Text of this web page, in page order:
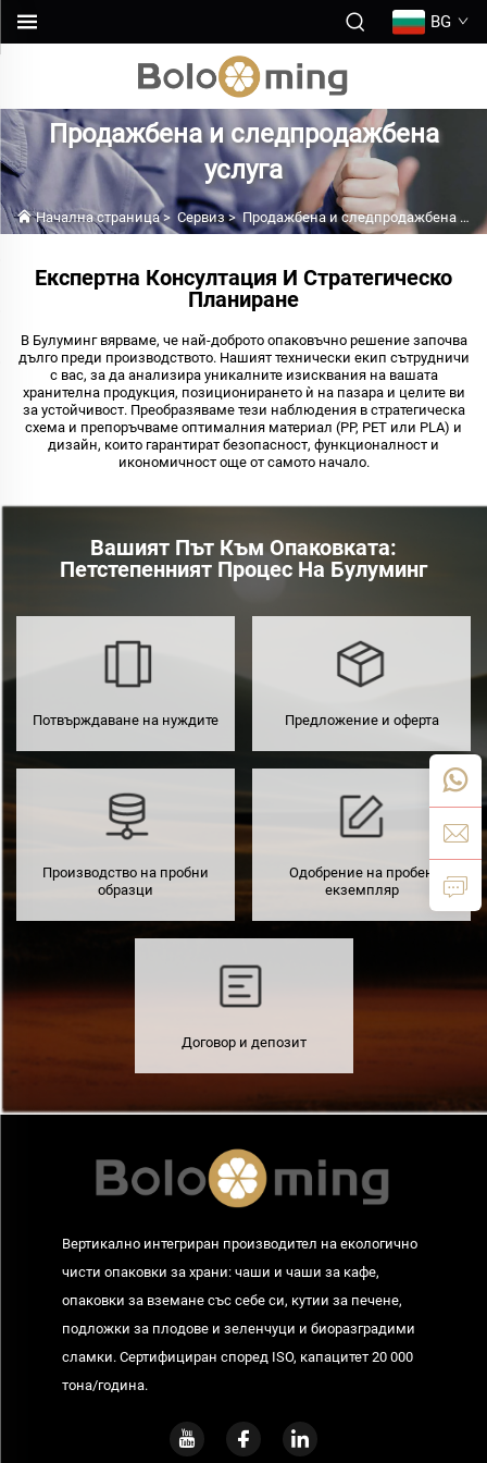
BG
Продажбена и следпродажбена
услуга
Начална страница> Сервиз>Продажбена и следпродажбена услуга
Експертна Консултация И Стратегическо
Планиране
В Булуминг вярваме, че най-доброто опаковъчно решение започва
дълго преди производството. Нашият технически екип сътрудничи
с вас, за да анализира уникалните изисквания на вашата
хранителна продукция, позиционирането ѝ на пазара и целите ви
за устойчивост. Преобразяваме тези наблюдения в стратегическа
схема и препоръчваме оптималния материал (PP, PET или PLA) и
дизайн, които гарантират безопасност, функционалност и
икономичност още от самото начало.
Вашият Път Към Опаковката:
Петстепенният Процес На Булуминг
Потвърждаване на нуждите Предложение и оферта
Производство на пробни
образци
Одобрение на пробен
екземпляр
Договор и депозит
Вертикално интегриран производител на екологично
чисти опаковки за храни: чаши и чаши за кафе,
опаковки за вземане със себе си, кутии за печене,
подложки за плодове и зеленчуци и биоразградими
сламки. Сертифициран според ISO, капацитет 20 000
тона/година.